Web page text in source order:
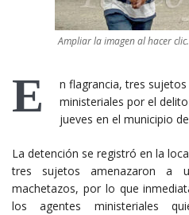
Ampliar la imagen al hacer clic.
E
n flagrancia, tres
ministeriales por el
jueves en el municipio
La detención se registró en la
tres sujetos amenazaron a
machetazos, por lo que
los agentes ministeriales